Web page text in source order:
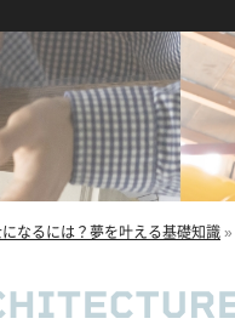
なるには？夢を叶える基礎知識»